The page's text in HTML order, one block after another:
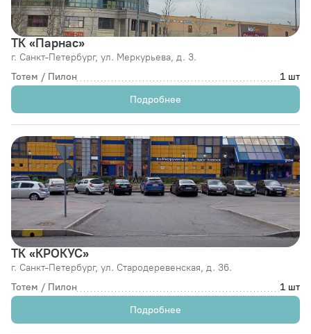
ТК «Парнас»
г. Санкт-Петербург, ул. Меркурьева, д. 3.
Тотем / Пилон
1 шт
Подробнее
ТК «КРОКУС»
г. Санкт-Петербург, ул. Стародеревенская, д. 36.
Тотем / Пилон
1 шт
Подробнее